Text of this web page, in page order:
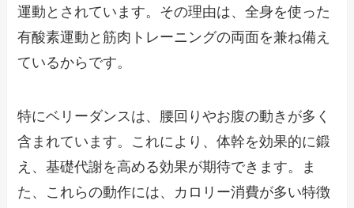
運動とされています。その理由は、全身を使った
有酸素運動と筋肉トレーニングの両面を兼ね備え
ているからです。
特にベリーダンスは、腰回りやお腹の動きが多く
含まれています。これにより、体幹を効果的に鍛
え、基礎代謝を高める効果が期待できます。ま
た、これらの動作には、カロリー消費が多い特徴